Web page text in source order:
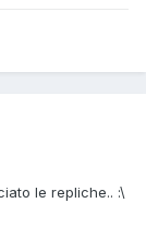
le repliche.. :\